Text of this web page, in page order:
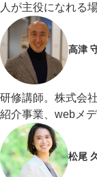
人が主役になれる
高津
研修講師。株式会
紹介事業、webメ
松尾